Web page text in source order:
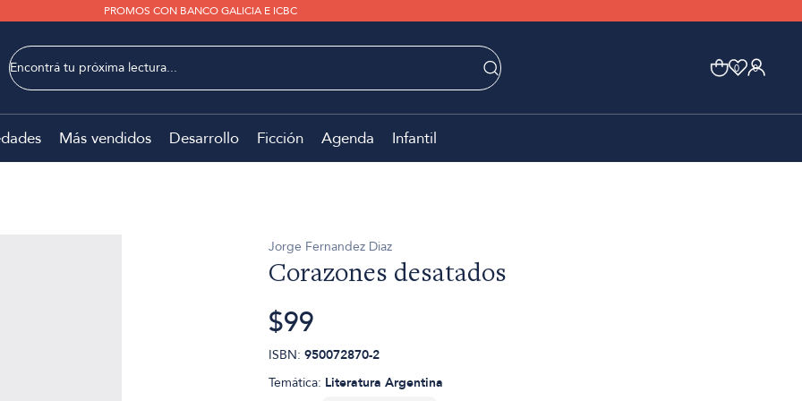
PROMOS CON BANCO GALICIA E ICBC
0 0
Más vendidos Desarrollo Ficción Agenda Infantil
Jorge Fernandez Diaz
Corazones desatados
$99
ISBN: 950072870-2
Temática: Literatura Argentina